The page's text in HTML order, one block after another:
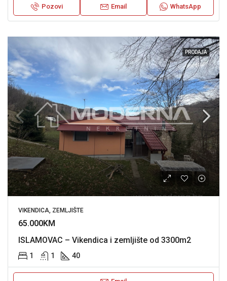
Pozovi Email WhatsApp
PRODAJA
VIKENDICA, ZEMLJIŠTE
65.000KM
ISLAMOVAC – Vikendica i zemljište od 3300m2
1 1 40